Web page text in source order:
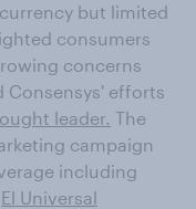
but limited
consumers
concerns
Consensys' efforts
leader. The
campaign
including
El Universal